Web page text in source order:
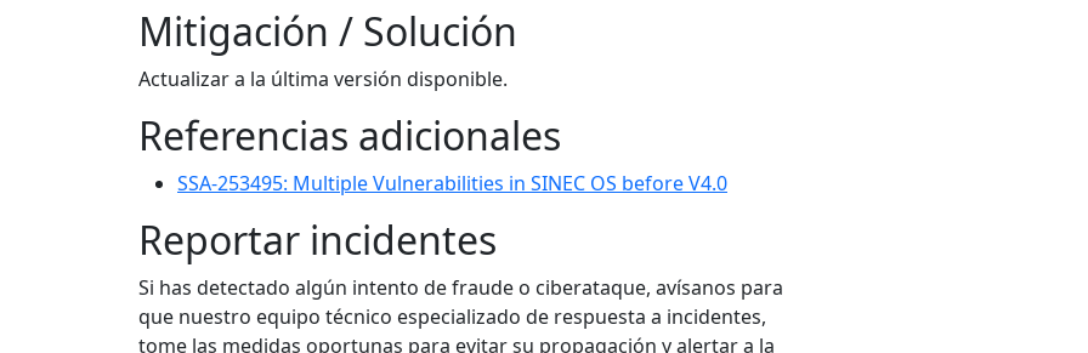
Mitigación / Solución
Actualizar a la última versión disponible.
Referencias adicionales
SSA-253495: Multiple Vulnerabilities in SINEC OS before V4.0
Reportar incidentes
Si has detectado algún intento de fraude o ciberataque, avísanos para
que nuestro equipo técnico especializado de respuesta a incidentes,
tome las medidas oportunas para evitar su propagación y alertar a la